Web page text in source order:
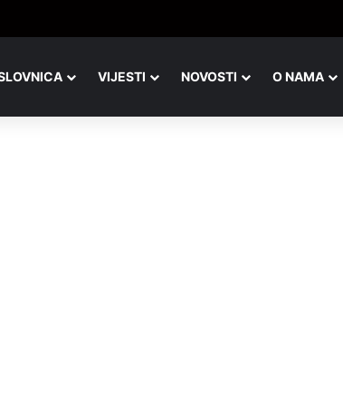
ista Drava, isti pogled, a potpuno drugačija slika
VIJESTI NOVOSTI O NAMA